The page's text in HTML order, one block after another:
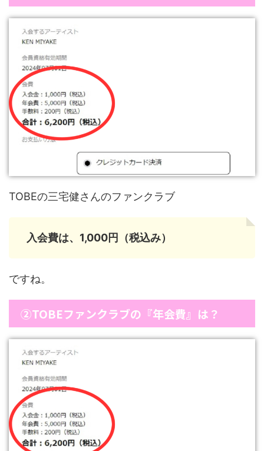
TOBEの三宅健さんのファンクラブ
入会費は、1,000円（税込み）
ですね。
②TOBEファンクラブの『年会費』は？